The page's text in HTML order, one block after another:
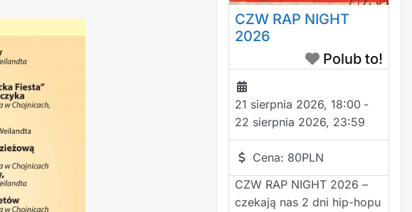
autora o studenckim
rodowodzie. Skład
zespołu: Krzysztof
Myszkowski – śpiew,
gitara, harmonijka ustna
Wojciech Czemplik –
skrzypce Tomasz
gitara basowa, melodyka
gitary Beata Koptas –
CZW RAP NIGHT
2026
Polub to!
21 sierpnia 2026, 18:00 -
22 sierpnia 2026, 23:59
Cena: 80PLN
CZW RAP NIGHT 2026 –
czekają nas 2 dni hip-hopu